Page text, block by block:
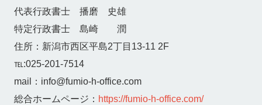
代表行政書士 播磨 史雄
特定行政書士 島崎 潤
住所：新潟市西区平島2丁目13-11 2F
℡:025-201-7514
mail：info@fumio-h-office.com
総合ホームページ： https://fumio-h-office.com/